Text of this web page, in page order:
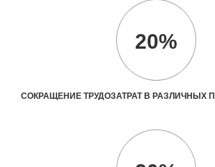
20%
СОКРАЩЕНИЕ ТРУДОЗАТРАТ В РАЗЛИЧНЫХ